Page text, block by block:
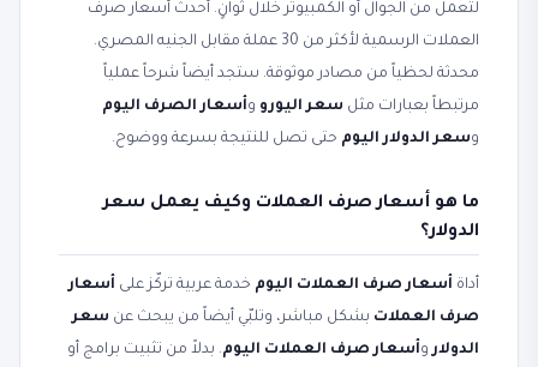
لتعمل من الجوال أو الكمبيوتر خلال ثوانٍ. أحدث أسعار صرف
العملات الرسمية لأكثر من 30 عملة مقابل الجنيه المصري.
محدثة لحظياً من مصادر موثوقة. ستجد أيضاً شرحاً عملياً
مرتبطاً بعبارات مثل سعر اليورو وأسعار الصرف اليوم
وسعر الدولار اليوم حتى تصل للنتيجة بسرعة ووضوح.
ما هو أسعار صرف العملات وكيف يعمل سعر
الدولار؟
أداة أسعار صرف العملات اليوم خدمة عربية تركّز على أسعار
صرف العملات بشكل مباشر، وتلبّي أيضاً من يبحث عن سعر
الدولاروأسعار صرف العملات اليوم. بدلاً من تثبيت برامج أو